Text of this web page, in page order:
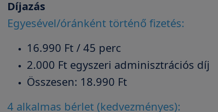
Díjazás
Egyesével/óránként történő fizetés:
16.990 Ft / 45 perc
2.000 Ft egyszeri adminisztrációs díj
Összesen: 18.990 Ft
4 alkalmas bérlet (kedvezményes):